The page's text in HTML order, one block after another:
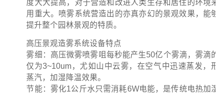
度大大提高，对于营造和改进人类生存和居住的环境来
用重大。喷雾系统营造出的亦真亦幻的景观效果，能够
提升整个园林景观的特质。
高压景观造雾系统设备特点
雾细：高压微雾喷雾咀每秒能产生50亿个雾滴，雾滴的
仅为3~10um，尤如山中云雾，在空气中迅速蒸发，形
蒸汽，加湿降温效果。
节能：雾化1公斤水只需消耗6W电能，是传统电热加湿